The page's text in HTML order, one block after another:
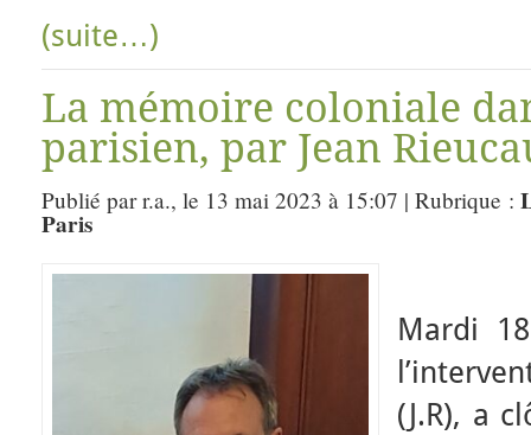
(suite…)
La mémoire coloniale
parisien, par Jean
Publié par r.a., le 13 mai 2023 à 15:07 | Rubrique :
Paris
Mardi
(J.R), a